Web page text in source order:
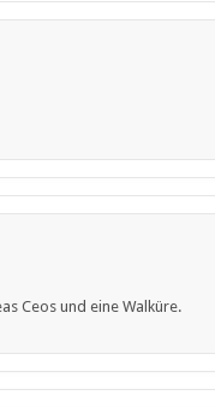
Ceos und eine Walküre.